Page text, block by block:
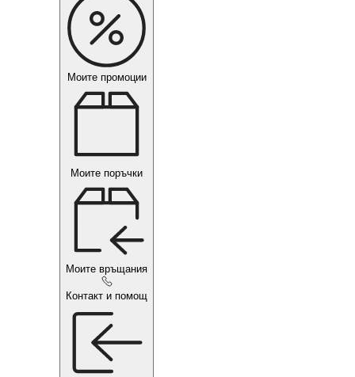
Моите промоции
Моите поръчки
Моите връщания
Контакт и помощ